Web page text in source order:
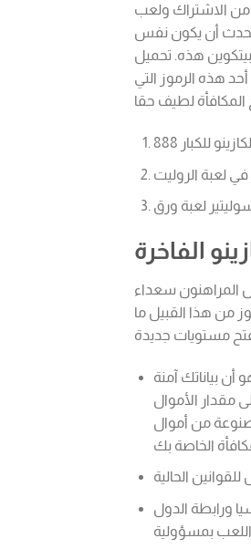
من الاشتراك ولعب
يحدث أن يكون نفس
هذه. تحميل
هذه الرموز التي
للكبار 888
في لعبة الروليت
لعبة ورق
الفاخرة
المراهنون سعداء
هذا الخطر ورأوا أنه يؤتي ثماره بطريقة كبيرة. ستشعر بالإثارة عندما تمنحك 5 رموز من هذا القبيل ما
أن بياناتك آمنة
مقدار الأموال
من أموال
ورابطة الدول